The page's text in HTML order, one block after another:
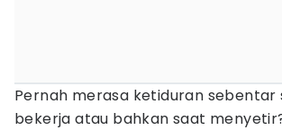
Pernah merasa ketiduran sebentar
bekerja atau bahkan saat